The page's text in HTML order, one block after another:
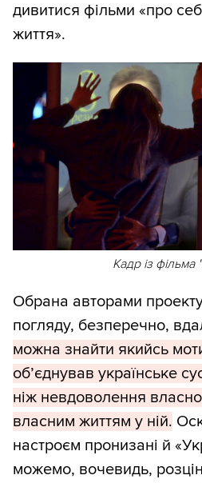
дивитися фільми «про
життя».
Кадр із фільма
Обрана авторами
погляду, безперечно,
можна знайти якийсь
об’єднував українське
ніж невдоволення
власним життям у ній.
настроєм пронизані й
можемо, вочевидь,